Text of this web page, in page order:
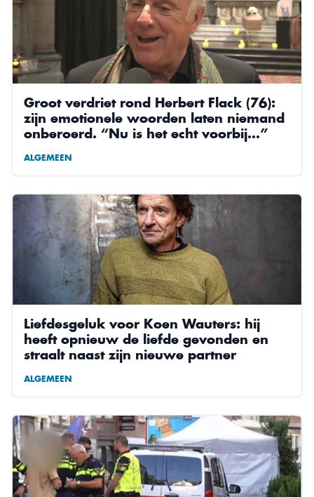
Groot verdriet rond Herbert Flack (76):
zijn emotionele woorden laten niemand
onberoerd. “Nu is het echt voorbij…”
ALGEMEEN
Liefdesgeluk voor Koen Wauters: hij
heeft opnieuw de liefde gevonden en
straalt naast zijn nieuwe partner
ALGEMEEN